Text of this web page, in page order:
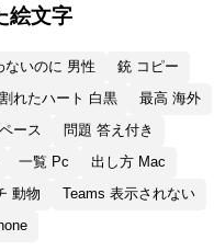
絵文字
ないのに 男性
銃 コピー
割れたハート 白黒
最高 海外
ース
問題 答え付き
一覧 Pc
出し方 Mac
動物
Teams 表示されない
マス Iphone